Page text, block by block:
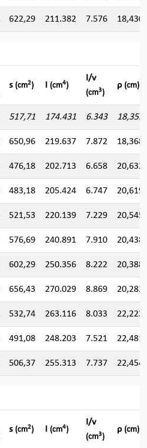
622,29 211.382 7.576 18,430
s (cm2) I (cm4)
I/v
(cm3)
ρ (cm)
517,71 174.431 6.343 18,355
650,96 219.637 7.872 18,368
476,18 202.713 6.658 20,632
483,18 205.424 6.747 20,619
521,53 220.139 7.229 20,545
576,69 240.891 7.910 20,438
602,29 250.356 8.222 20,388
656,43 270.029 8.869 20,282
532,74 263.116 8.033 22,223
491,08 248.203 7.521 22,481
506,37 255.313 7.737 22,454
s (cm2) I (cm4)
I/v
(cm3)
ρ (cm)